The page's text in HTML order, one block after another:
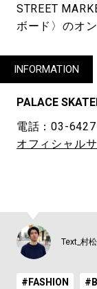
STREET
ボード〉のオ
INFORMATION
PALACE
電話：03-
オフィシャル
Text_村
#FASHION